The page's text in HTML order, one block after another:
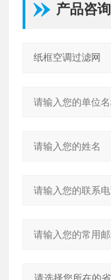
产品咨询